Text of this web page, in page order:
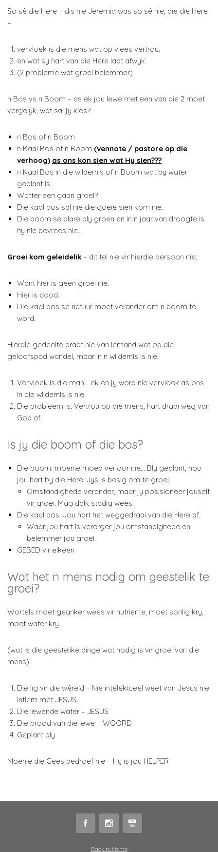
So sê die Here – dis nie Jeremia was so sê nie, die die Here
–
vervloek is die mens wat op vlees vertrou.
en wat sy hart van die Here laat afwyk
(2 probleme wat groei belemmer)
n Bos vs n Boom – as ek jou lewe met een van die 2 moet
vergelyk, wat sal jy kies?
n Bos of n Boom
n Kaal Bos of n Boom (vennote / pastore op die
verhoog) as ons kon sien wat Hy sien???
n Kaal Bos in die wildernis of n Boom wat by water
geplant is.
Watter een gaan groei?
Die kaal bos sal nie die goeie sien kom nie.
Die boom se blare bly groen en in n jaar van droogte is
hy nie bevrees nie.
Groei kom geleidelik – dit tel nie vir hierdie persoon nie.
Want hier is geen groei nie.
Hier is dood.
Die kaal bos se natuur moet verander om n boom te
word.
Hierdie gedeelte praat nie van iemand wat op die
geloofspad wandel, maar in n wildernis is nie.
Vervloek is die man… ek en jy word nie vervloek as ons
in die wildernis is nie.
Die probleem is: Vertrou op die mens, hart draai weg van
God af.
Is jy die boom of die bos?
Die boom: moenie moed verloor nie… Bly geplant, hou
jou hart by die Here. Jys is besig om te groei.
Omstandighede verander, maar jy posisioneer jouself
vir groei. Mag dalk stadig wees.
Die kaal bos: Jou hart het weggedraai van die Here af.
Waar jou hart is vererger jou omstandighede en
belemmer jou groei.
GEBED vir elkeen
Wat het n mens nodig om geestelik te
groei?
Wortels moet geanker wees vir nutriente, moet sonlig kry,
moet water kry.
(wat is die geestelike dinge wat nodig is vir groei van die
mens)
Die lig vir die wêreld – Nie intelektueel weet van Jesus nie.
Intiem met JESUS.
Die lewende water – JESUS
Die brood van die lewe – WOORD
Geplant bly
Moenie die Gees bedroef nie – Hy is jou HELPER
Back to Home